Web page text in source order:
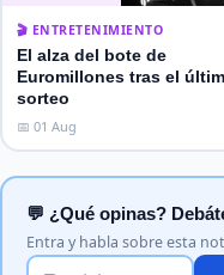
🎬 ENTRETENIMIENTO
El alza del bote de
Euromillones tras el
sorteo
📅 01 Aug
💬 ¿Qué opinas?
Entra y habla sobre esta